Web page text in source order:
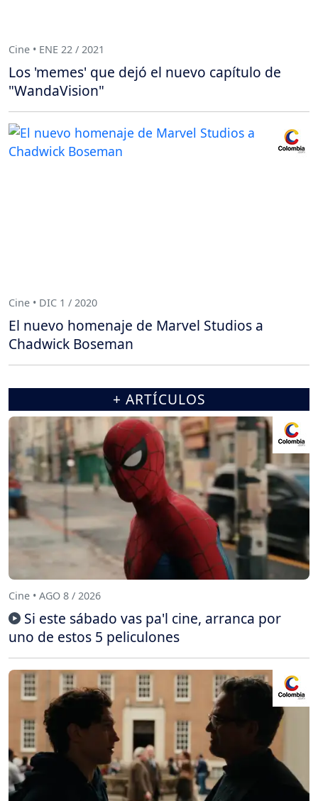
Cine • ENE 22 / 2021
Los 'memes' que dejó el nuevo capítulo de
"WandaVision"
Cine • DIC 1 / 2020
El nuevo homenaje de Marvel Studios a
Chadwick Boseman
+ ARTÍCULOS
Cine • AGO 8 / 2026
Si este sábado vas pa'l cine, arranca por
uno de estos 5 peliculones